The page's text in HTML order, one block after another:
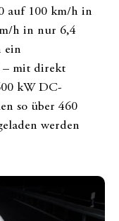
auf 100 km/h in
h in nur 6,4
ein
– mit direkt
kW DC-
so über 460
werden